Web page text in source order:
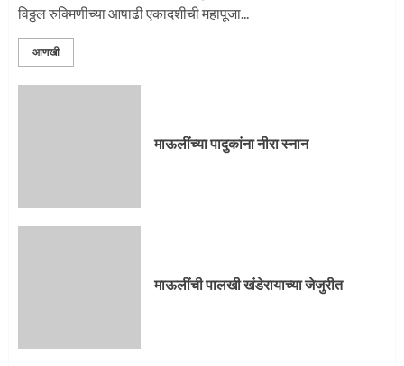
विठ्ठल रुक्मिणीच्या आषाढी एकादशीची महापूजा...
आणखी
माऊलींच्या पादुकांना नीरा स्नान
माऊलींची पालखी खंडेरायाच्या जेजुरीत